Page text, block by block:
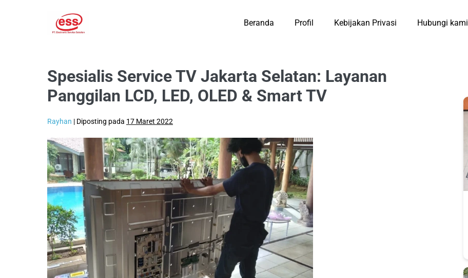
Beranda Profil Kebijakan Privasi Hubungi kami
Spesialis Service TV Jakarta Selatan: Layanan
Panggilan LCD, LED, OLED & Smart TV
Rayhan | Diposting pada 17 Maret 2022